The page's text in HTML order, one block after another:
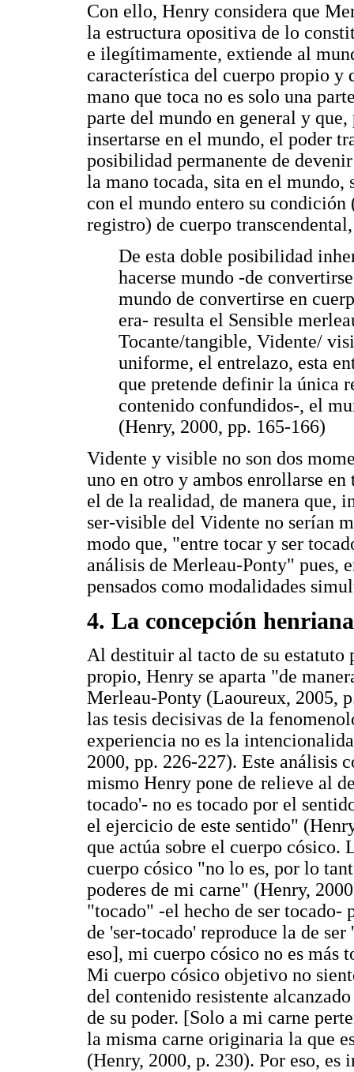
Con ello, Henry considera que
la estructura opositiva de lo
e ilegítimamente, extiende al
característica del cuerpo propio y
mano que toca no es solo una
parte del mundo en general y
insertarse en el mundo, el poder
posibilidad permanente de
la mano tocada, sita en el mundo,
con el mundo entero su
registro) de cuerpo
De esta doble posibilidad
hacerse mundo -de
mundo de convertirse en
era- resulta el Sensible
Tocante/tangible, Vidente/
uniforme, el entrelazo, esta
que pretende definir la única
contenido confundidos-, el
(Henry, 2000, pp. 165-166)
Vidente y visible no son dos
uno en otro y ambos enrollarse
el de la realidad, de manera que,
ser-visible del Vidente no serían
modo que, "entre tocar y ser
análisis de Merleau-Ponty" pues,
pensados como modalidades
4. La concepción
Al destituir al tacto de su
propio, Henry se aparta "de
Merleau-Ponty (Laoureux, 2005,
las tesis decisivas de la
experiencia no es la
2000, pp. 226-227). Este análisis
mismo Henry pone de relieve al
tocado'- no es tocado por el
el ejercicio de este sentido"
que actúa sobre el cuerpo cósico.
cuerpo cósico "no lo es, por lo
poderes de mi carne" (Henry,
"tocado" -el hecho de ser
de 'ser-tocado' reproduce la de
eso], mi cuerpo cósico no es más
Mi cuerpo cósico objetivo no
del contenido resistente
de su poder. [Solo a mi carne
la misma carne originaria la que
(Henry, 2000, p. 230). Por eso,